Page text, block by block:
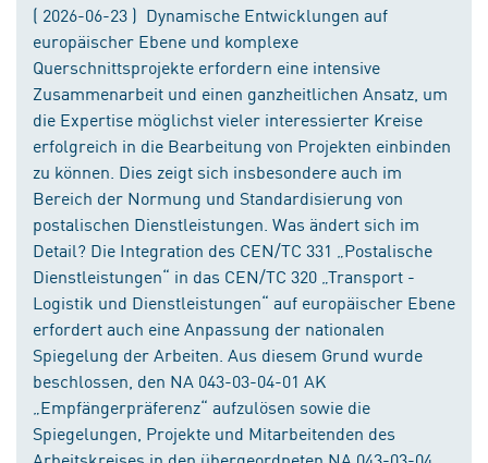
( 2026-06-23 ) Dynamische Entwicklungen auf
europäischer Ebene und komplexe
Querschnittsprojekte erfordern eine intensive
Zusammenarbeit und einen ganzheitlichen Ansatz, um
die Expertise möglichst vieler interessierter Kreise
erfolgreich in die Bearbeitung von Projekten einbinden
zu können. Dies zeigt sich insbesondere auch im
Bereich der Normung und Standardisierung von
postalischen Dienstleistungen. Was ändert sich im
Detail? Die Integration des CEN/TC 331 „Postalische
Dienstleistungen“ in das CEN/TC 320 „Transport -
Logistik und Dienstleistungen“ auf europäischer Ebene
erfordert auch eine Anpassung der nationalen
Spiegelung der Arbeiten. Aus diesem Grund wurde
beschlossen, den NA 043-03-04-01 AK
„Empfängerpräferenz“ aufzulösen sowie die
Spiegelungen, Projekte und Mitarbeitenden des